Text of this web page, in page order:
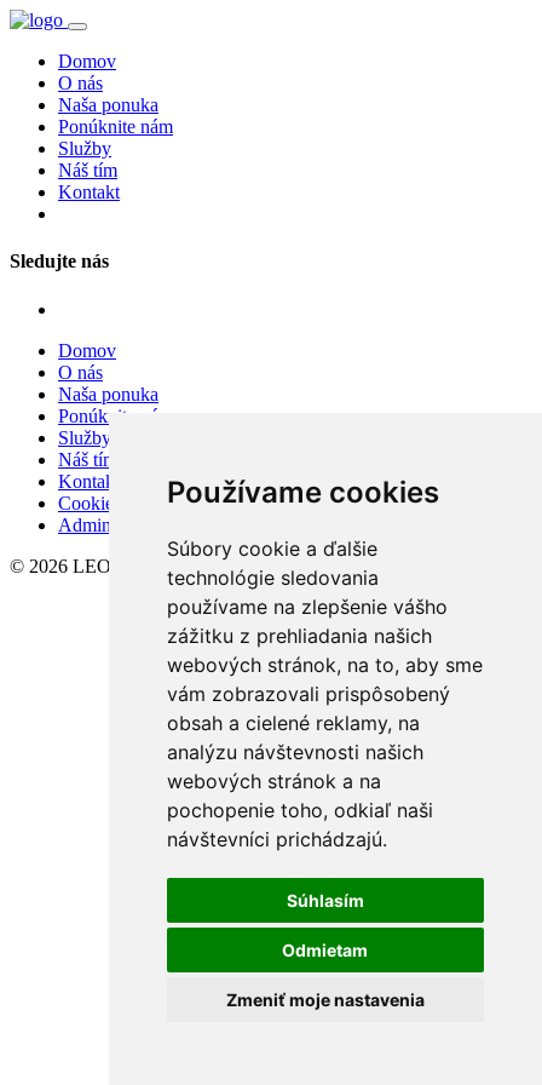
Používame cookies
Súbory cookie a ďalšie
technológie sledovania
používame na zlepšenie vášho
zážitku z prehliadania našich
webových stránok, na to, aby sme
vám zobrazovali prispôsobený
obsah a cielené reklamy, na
analýzu návštevnosti našich
webových stránok a na
pochopenie toho, odkiaľ naši
návštevníci prichádzajú.
Súhlasím
Odmietam
Zmeniť moje nastavenia
Domov
O nás
Naša ponuka
Ponúknite nám
Služby
Náš tím
Kontakt
Sledujte nás
Domov
O nás
Naša ponuka
Ponúknite nám
Služby
Náš tím
Kontakt
Cookies
Admin
© 2026 LEONIDES REAL, s.r.o.